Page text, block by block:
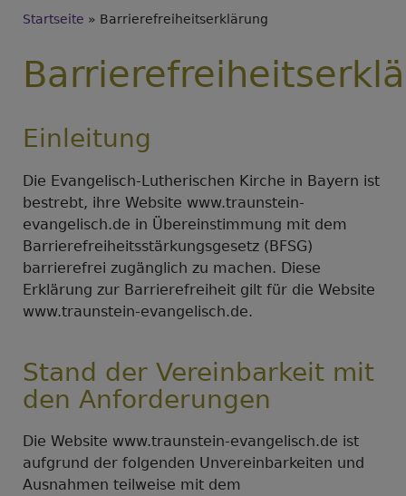
Breadcrumb
Startseite Barrierefreiheitserklärung
Einleitung
Die Evangelisch-Lutherischen Kirche in Bayern ist
bestrebt, ihre Website www.traunstein-
evangelisch.de in Übereinstimmung mit dem
Barrierefreiheitsstärkungsgesetz (BFSG)
barrierefrei zugänglich zu machen. Diese
Erklärung zur Barrierefreiheit gilt für die Website
www.traunstein-evangelisch.de.
Stand der Vereinbarkeit mit
den Anforderungen
Die Website www.traunstein-evangelisch.de ist
aufgrund der folgenden Unvereinbarkeiten und
Ausnahmen teilweise mit dem